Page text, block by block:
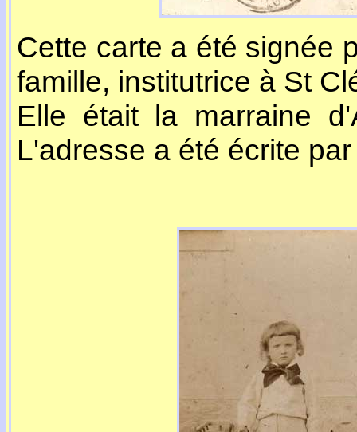
Cette carte a été signée
famille, institutrice à St
Elle était la marraine
L'adresse a été écrite